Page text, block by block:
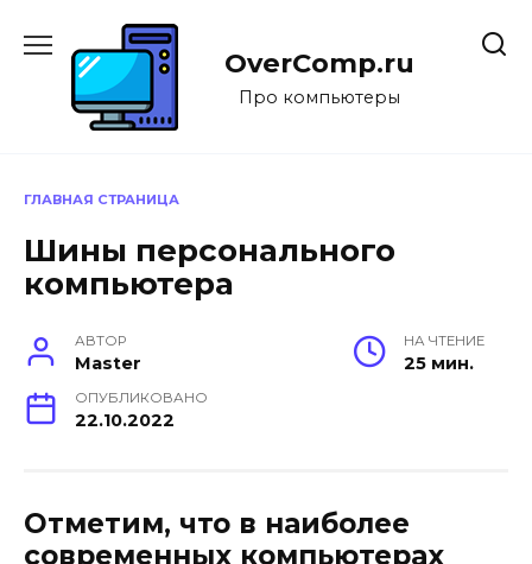
содержанию
OverComp.ru
Про компьютеры
ГЛАВНАЯ СТРАНИЦА
Шины персонального
компьютера
АВТОР
Master
НА ЧТЕНИЕ
25 мин.
ОПУБЛИКОВАНО
22.10.2022
Отметим, что в наиболее
современных компьютерах